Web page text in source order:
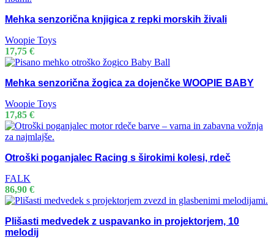
Mehka senzorična knjigica z repki morskih živali
Woopie Toys
17,75 €
Mehka senzorična žogica za dojenčke WOOPIE BABY
Woopie Toys
17,85 €
Otroški poganjalec Racing s širokimi kolesi, rdeč
FALK
86,90 €
Plišasti medvedek z uspavanko in projektorjem, 10
melodij